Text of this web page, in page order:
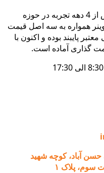
شرکت مبین ابزار آرتمن (وینر) با بیش از 4 دهه تجربه در حوزه
همواره به سه اصل قیمت
پایبند بوده و اکنون با
گذاری آماده است.
حسن آباد، کوچه شهید
پلاک ۱